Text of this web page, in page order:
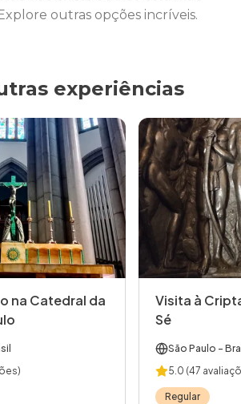
outras opções incríveis.
experiências
na Catedral da
Visita à
Sé
São Paulo -
5.0 (47
Regular